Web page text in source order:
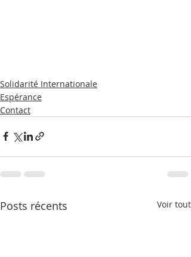
Solidarité Internationale
Espérance
Contact
Posts récents Voir tout